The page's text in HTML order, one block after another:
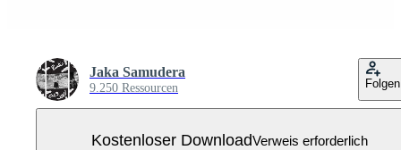
Jaka Samudera
9.250 Ressourcen Folgen
Kostenloser DownloadVerweis erforderlich